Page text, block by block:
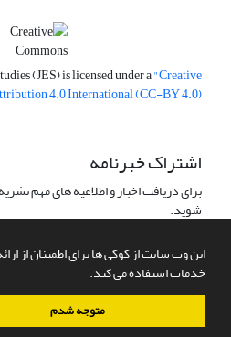
این وب سایت از کوکی ها برای اطمینان از
خدمات استفاده می کند.
متوجه شدم
(JES) is licensed under a"Creative
4.0 International (CC-BY 4.0)"
اشتراک خبرنامه
برای دریافت اخبار و اطلاعیه های مهم
شوید.
سامانه مدیریت نشریات علمی.طراحی و